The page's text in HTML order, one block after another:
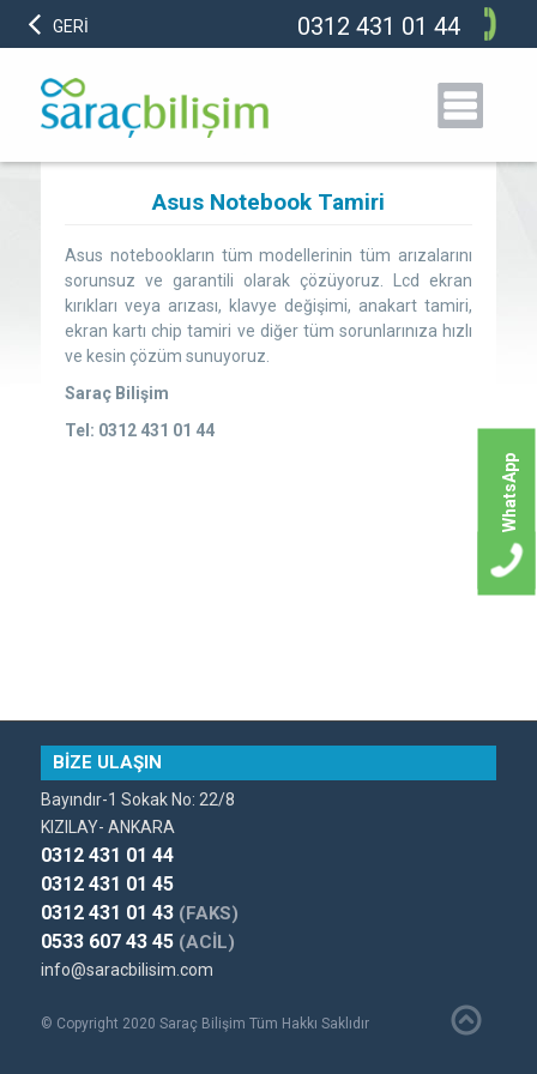
GERİ 0312 431 01 44
Asus Notebook Tamiri
Asus notebookların tüm modellerinin tüm arızalarını
sorunsuz ve garantili olarak çözüyoruz. Lcd ekran
kırıkları veya arızası, klavye değişimi, anakart tamiri,
ekran kartı chip tamiri ve diğer tüm sorunlarınıza hızlı
ve kesin çözüm sunuyoruz.
Saraç Bilişim
Tel: 0312 431 01 44
BİZE ULAŞIN
Bayındır-1 Sokak No: 22/8
KIZILAY- ANKARA
0312 431 01 44
0312 431 01 45
0312 431 01 43 (FAKS)
0533 607 43 45 (ACİL)
info@saracbilisim.com
© Copyright 2020 Saraç Bilişim Tüm Hakkı Saklıdır
WhatsApp